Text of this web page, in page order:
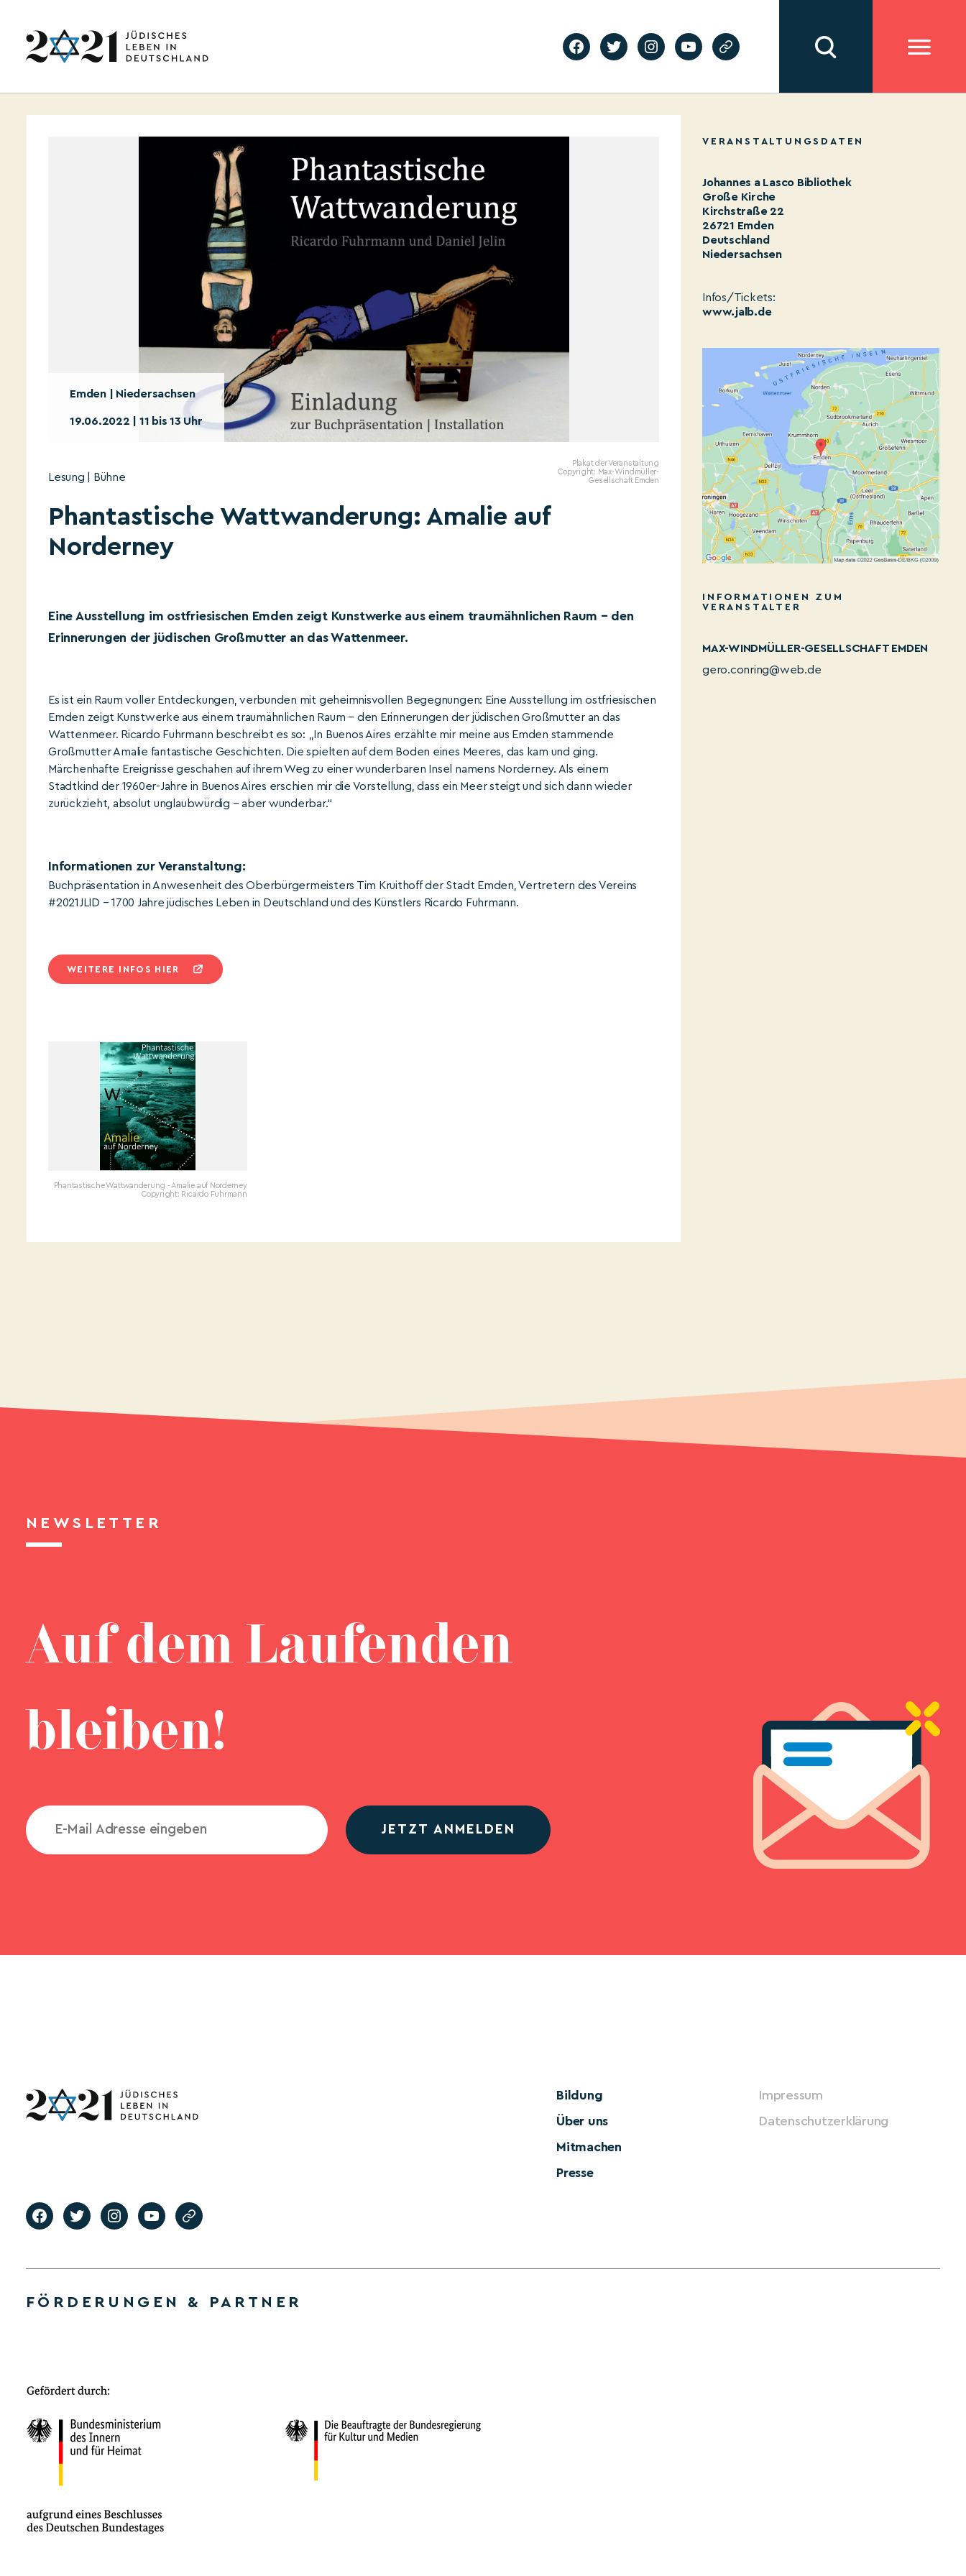
Emden | Niedersachsen
19.06.2022 | 11 bis 13 Uhr
Plakat der Veranstaltung
Copyright: Max-Windmüller-
Gesellschaft Emden
Lesung | Bühne
Phantastische Wattwanderung: Amalie auf
Norderney
Eine Ausstellung im ostfriesischen Emden zeigt Kunstwerke aus einem traumähnlichen Raum – den
Erinnerungen der jüdischen Großmutter an das Wattenmeer.
Es ist ein Raum voller Entdeckungen, verbunden mit geheimnisvollen Begegnungen: Eine Ausstellung im ostfriesischen
Emden zeigt Kunstwerke aus einem traumähnlichen Raum – den Erinnerungen der jüdischen Großmutter an das
Wattenmeer. Ricardo Fuhrmann beschreibt es so: „In Buenos Aires erzählte mir meine aus Emden stammende
Großmutter Amalie fantastische Geschichten. Die spielten auf dem Boden eines Meeres, das kam und ging.
Märchenhafte Ereignisse geschahen auf ihrem Weg zu einer wunderbaren Insel namens Norderney. Als einem
Stadtkind der 1960er-Jahre in Buenos Aires erschien mir die Vorstellung, dass ein Meer steigt und sich dann wieder
zurückzieht, absolut unglaubwürdig – aber wunderbar.“
Informationen zur Veranstaltung:
Buchpräsentation in Anwesenheit des Oberbürgermeisters Tim Kruithoff der Stadt Emden, Vertretern des Vereins
#2021JLID – 1700 Jahre jüdisches Leben in Deutschland und des Künstlers Ricardo Fuhrmann.
WEITERE INFOS HIER
Phantastische Wattwanderung - Amalie auf Norderney
Copyright: Ricardo Fuhrmann
VERANSTALTUNGSDATEN
Johannes a Lasco Bibliothek
Große Kirche
Kirchstraße 22
26721 Emden
Deutschland
Niedersachsen
Infos/Tickets:
www.jalb.de
INFORMATIONEN ZUM
VERANSTALTER
MAX-WINDMÜLLER-GESELLSCHAFT EMDEN
gero.conring@web.de
NEWSLETTER
Auf dem Laufenden
bleiben!
JETZT ANMELDEN
Bildung
Über uns
Mitmachen
Presse
Impressum
Datenschutzerklärung
FÖRDERUNGEN & PARTNER